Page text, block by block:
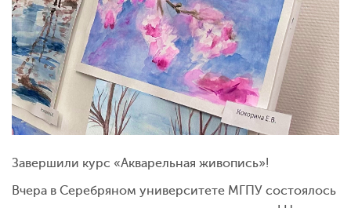
Завершили курс «Акварельная живопись»!
Вчера в Серебряном университете МГПУ состоялось